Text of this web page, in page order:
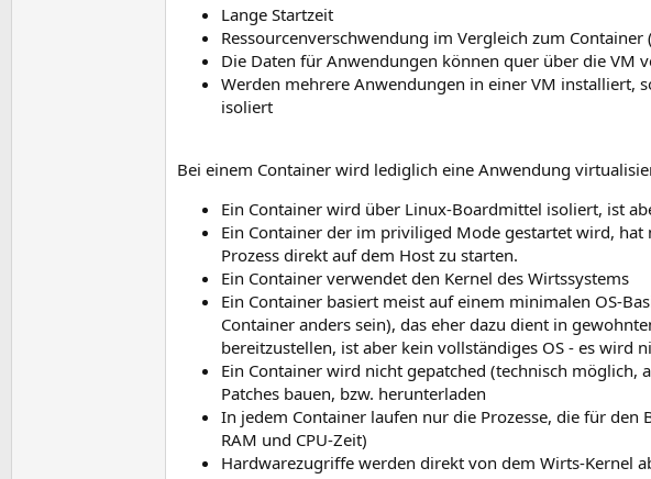
Lange Startzeit
Ressourcenverschwendung im Vergleich zum Container
Die Daten für Anwendungen können quer über die VM
Werden mehrere Anwendungen in einer VM installiert,
isoliert
Bei einem Container wird lediglich eine Anwendung
Ein Container wird über Linux-Boardmittel isoliert, ist
Ein Container der im priviliged Mode gestartet wird,
Prozess direkt auf dem Host zu starten.
Ein Container verwendet den Kernel des Wirtssystems
Ein Container basiert meist auf einem minimalen OS-
Container anders sein), das eher dazu dient in
bereitzustellen, ist aber kein vollständiges OS - es wird
Ein Container wird nicht gepatched (technisch
Patches bauen, bzw. herunterladen
In jedem Container laufen nur die Prozesse, die für
RAM und CPU-Zeit)
Hardwarezugriffe werden direkt von dem Wirts-Kernel